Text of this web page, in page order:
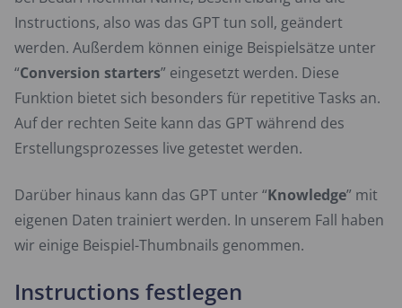
Instructions, also was das GPT tun soll, geändert
werden. Außerdem können einige Beispielsätze unter
“Conversion starters” eingesetzt werden. Diese
Funktion bietet sich besonders für repetitive Tasks an.
Auf der rechten Seite kann das GPT während des
Erstellungsprozesses live getestet werden.
Darüber hinaus kann das GPT unter “Knowledge” mit
eigenen Daten trainiert werden. In unserem Fall haben
wir einige Beispiel-Thumbnails genommen.
Instructions festlegen